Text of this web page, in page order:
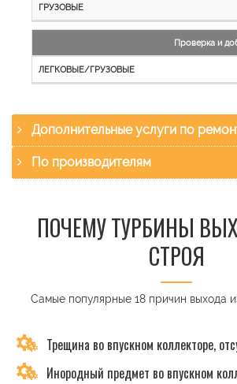
Проверка и
Дополнительные услуги по
По производителям
ПОЧЕМУ ТУРБИНЫ
СТРОЯ
Самые популярные 18 причин выхода
Трещина во впускном коллекторе,
Инородный предмет во впускном